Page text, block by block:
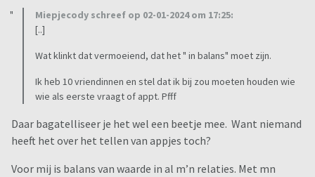
Miepjecody schreef op 02-01-2024 om 17:25:
[..]
Wat klinkt dat vermoeiend, dat het " in balans" moet zijn.
Ik heb 10 vriendinnen en stel dat ik bij zou moeten houden wie
wie als eerste vraagt of appt. Pfff
Daar bagatelliseer je het wel een beetje mee. Want niemand
heeft het over het tellen van appjes toch?
Voor mij is balans van waarde in al m’n relaties. Met mn